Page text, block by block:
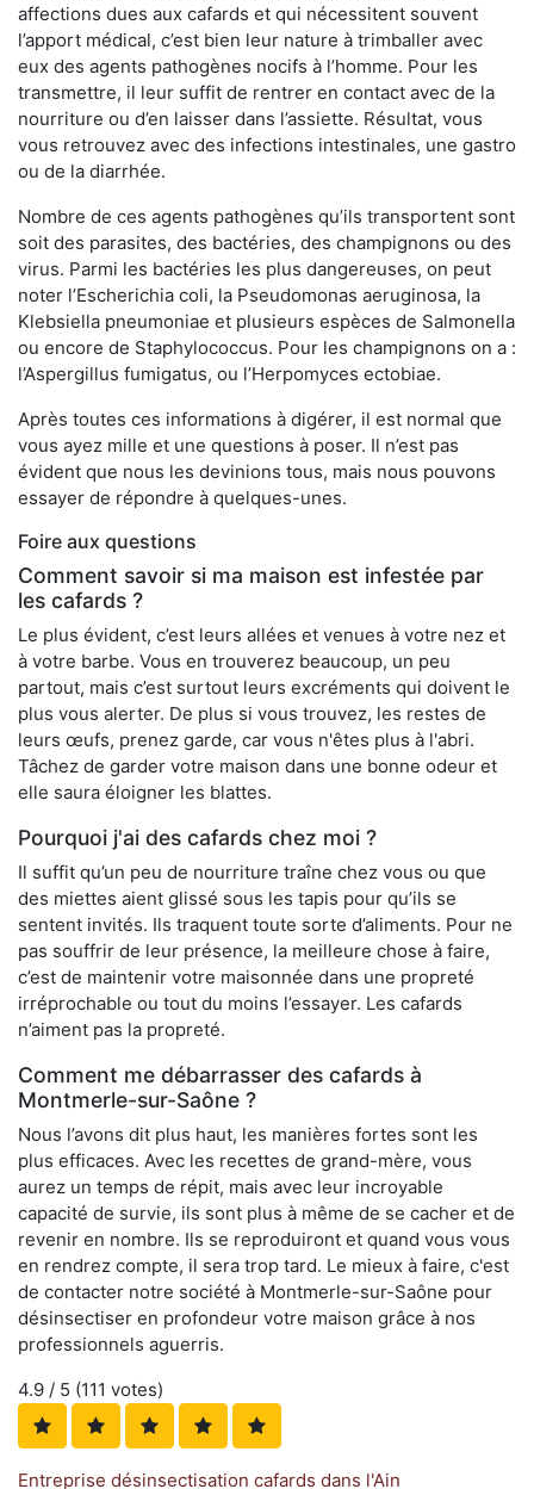
affections dues aux cafards et qui nécessitent souvent
l’apport médical, c’est bien leur nature à trimballer avec
eux des agents pathogènes nocifs à l’homme. Pour les
transmettre, il leur suffit de rentrer en contact avec de la
nourriture ou d’en laisser dans l’assiette. Résultat, vous
vous retrouvez avec des infections intestinales, une gastro
ou de la diarrhée.
Nombre de ces agents pathogènes qu’ils transportent sont
soit des parasites, des bactéries, des champignons ou des
virus. Parmi les bactéries les plus dangereuses, on peut
noter l’Escherichia coli, la Pseudomonas aeruginosa, la
Klebsiella pneumoniae et plusieurs espèces de Salmonella
ou encore de Staphylococcus. Pour les champignons on a :
l’Aspergillus fumigatus, ou l’Herpomyces ectobiae.
Après toutes ces informations à digérer, il est normal que
vous ayez mille et une questions à poser. Il n’est pas
évident que nous les devinions tous, mais nous pouvons
essayer de répondre à quelques-unes.
Foire aux questions
Comment savoir si ma maison est infestée par
les cafards ?
Le plus évident, c’est leurs allées et venues à votre nez et
à votre barbe. Vous en trouverez beaucoup, un peu
partout, mais c’est surtout leurs excréments qui doivent le
plus vous alerter. De plus si vous trouvez, les restes de
leurs œufs, prenez garde, car vous n'êtes plus à l'abri.
Tâchez de garder votre maison dans une bonne odeur et
elle saura éloigner les blattes.
Pourquoi j'ai des cafards chez moi ?
Il suffit qu’un peu de nourriture traîne chez vous ou que
des miettes aient glissé sous les tapis pour qu’ils se
sentent invités. Ils traquent toute sorte d’aliments. Pour ne
pas souffrir de leur présence, la meilleure chose à faire,
c’est de maintenir votre maisonnée dans une propreté
irréprochable ou tout du moins l’essayer. Les cafards
n’aiment pas la propreté.
Comment me débarrasser des cafards à
Montmerle-sur-Saône ?
Nous l’avons dit plus haut, les manières fortes sont les
plus efficaces. Avec les recettes de grand-mère, vous
aurez un temps de répit, mais avec leur incroyable
capacité de survie, ils sont plus à même de se cacher et de
revenir en nombre. Ils se reproduiront et quand vous vous
en rendrez compte, il sera trop tard. Le mieux à faire, c'est
de contacter notre société à Montmerle-sur-Saône pour
désinsectiser en profondeur votre maison grâce à nos
professionnels aguerris.
4.9 / 5 (111 votes)
Entreprise désinsectisation cafards dans l'Ain